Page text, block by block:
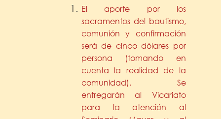
El aporte por los
sacramentos del bautismo,
comunión y confirmación
será de cinco dólares por
persona (tomando en
cuenta la realidad de la
comunidad). Se
entregarán al Vicariato
para la atención al